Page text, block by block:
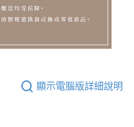
顯示電腦版詳細說明